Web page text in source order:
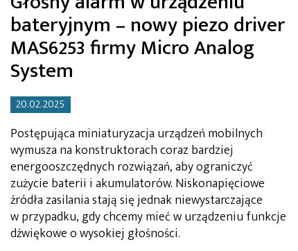
bateryjnym – nowy piezo driver
MAS6253 firmy Micro Analog
System
20.02.2025
Postępująca miniaturyzacja urządzeń mobilnych
wymusza na konstruktorach coraz bardziej
energooszczędnych rozwiązań, aby ograniczyć
zużycie baterii i akumulatorów. Niskonapięciowe
źródła zasilania stają się jednak niewystarczające
w przypadku, gdy chcemy mieć w urządzeniu funkcje
dźwiękowe o wysokiej głośności.